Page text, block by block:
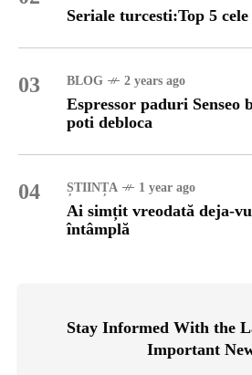
Seriale turcesti:Top 5
03 BLOG 2 years ago
Espressor paduri Senseo
poti debloca
04 ȘTIINȚA 1 year ago
Ai simțit vreodată deja-
întâmplă
Stay Informed With the
Important